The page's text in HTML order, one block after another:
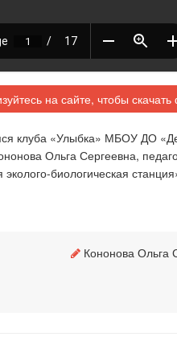
на сайте, чтобы
клуба «Улыбка» МБОУ ДО
Ольга Сергеевна,
биологическая
Кононова Ольга